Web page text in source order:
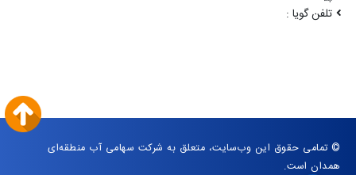
تلفن گویا :
© تمامی حقوق این وب‌سایت، متعلق به شرکت سهامی آب منطقه‌ای
همدان است.